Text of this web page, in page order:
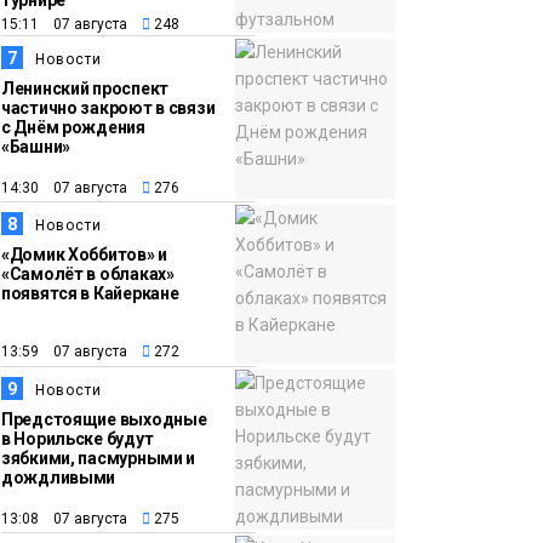
15:11 07 августа 248
7 Новости
Ленинский проспект
частично закроют в связи
с Днём рождения
«Башни»
14:30 07 августа 276
8 Новости
«Домик Хоббитов» и
«Самолёт в облаках»
появятся в Кайеркане
13:59 07 августа 272
9 Новости
Предстоящие выходные
в Норильске будут
зябкими, пасмурными и
дождливыми
13:08 07 августа 275